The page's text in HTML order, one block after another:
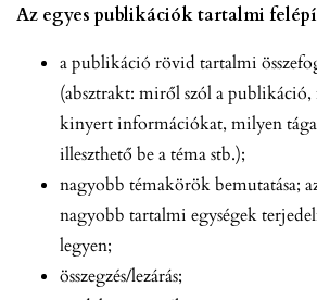
Az egyes publikációk tartalmi
a publikáció rövid tartalmi
(absztrakt: miről szól a
kinyert információkat, milyen
illeszthető be a téma stb.);
nagyobb témakörök bemutatása;
nagyobb tartalmi egységek
legyen;
összegzés/lezárás;